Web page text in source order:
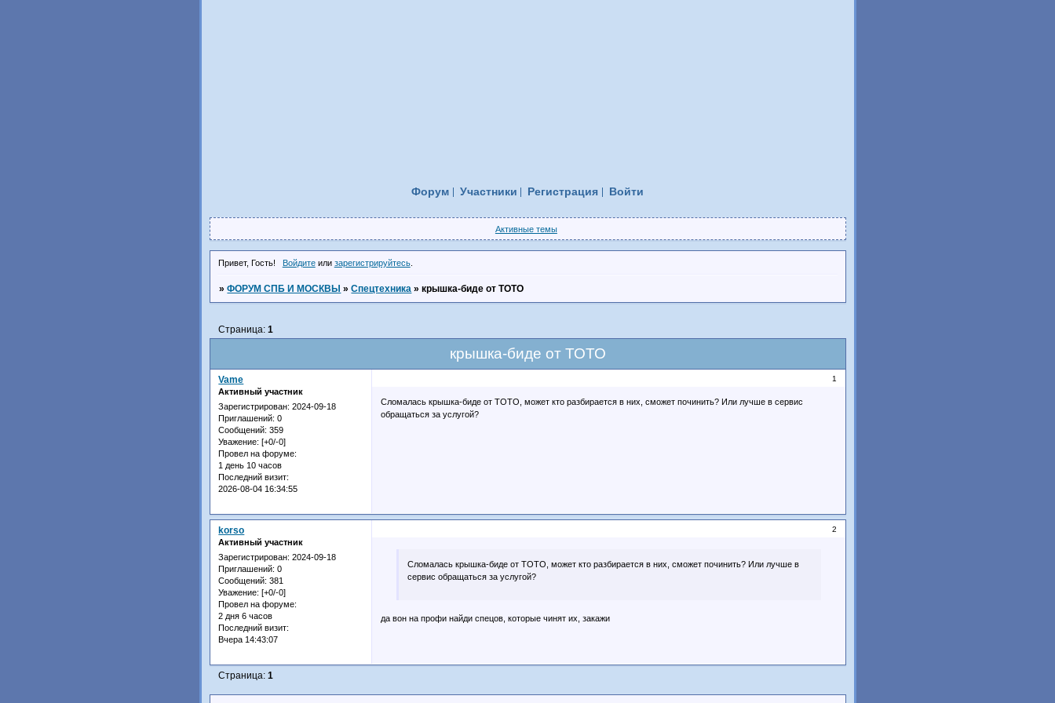
Форум Участники Регистрация Войти
Активные темы
Привет, Гость! Войдитеили зарегистрируйтесь.
»ФОРУМ СПБ И МОСКВЫ »Спецтехника »крышка-биде от ТОТО
крышка-биде от ТОТО
Страница:1
1
Vame
Активный участник
Зарегистрирован: 2024-09-18
Приглашений: 0
Сообщений: 359
Уважение: [+0/-0]
Провел на форуме:
1 день 10 часов
Последний визит:
2026-08-04 16:34:55
Сломалась крышка-биде от ТОТО, может кто разбирается в них, сможет починить? Или лучше в сервис
обращаться за услугой?
2
korso
Активный участник
Зарегистрирован: 2024-09-18
Приглашений: 0
Сообщений: 381
Уважение: [+0/-0]
Провел на форуме:
2 дня 6 часов
Последний визит:
Вчера 14:43:07
Сломалась крышка-биде от ТОТО, может кто разбирается в них, сможет починить? Или лучше в
сервис обращаться за услугой?
да вон на профи найди спецов, которые чинят их, закажи
Страница:1